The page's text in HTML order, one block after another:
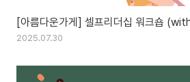
[아름다운가게] 셀프리더십 워크숍
2025.07.30